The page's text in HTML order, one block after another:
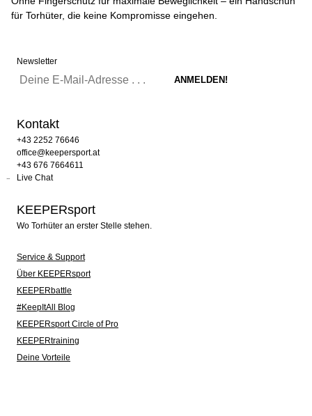
für Torhüter, die keine Kompromisse eingehen.
Newsletter
Kontakt
+43 2252 76646
office@keepersport.at
+43 676 7664611
Live Chat
KEEPERsport
Wo Torhüter an erster Stelle stehen.
Service & Support
Über KEEPERsport
KEEPERbattle
#KeepItAll Blog
KEEPERsport Circle of Pro
KEEPERtraining
Deine Vorteile